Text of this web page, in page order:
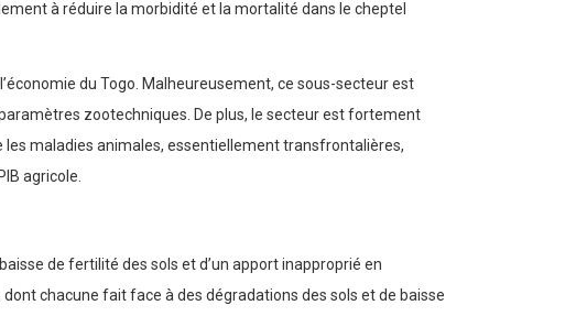
à réduire la morbidité et la mortalité dans le cheptel
du Togo. Malheureusement, ce sous-secteur est
zootechniques. De plus, le secteur est fortement
les maladies animales, essentiellement transfrontalières,
agricole.
de fertilité des sols et d’un apport inapproprié en
chacune fait face à des dégradations des sols et de baisse